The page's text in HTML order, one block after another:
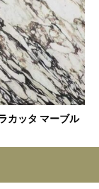
カッタ マーブル